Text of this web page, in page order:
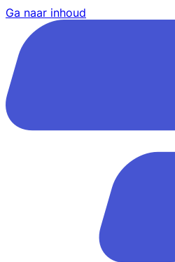
Ga naar inhoud